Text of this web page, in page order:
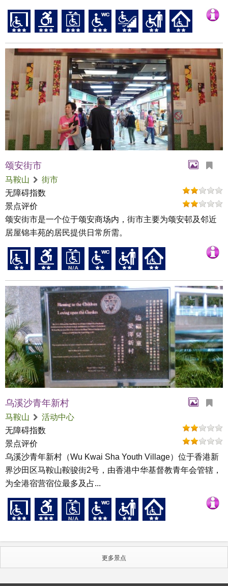
颂安街市
马鞍山
街市
无障碍指数
景点评价
颂安街市是一个位于颂安商场内，街市主要为颂安邨及邻近
居屋锦丰苑的居民提供日常所需。
乌溪沙青年新村
马鞍山
活动中心
无障碍指数
景点评价
乌溪沙青年新村（Wu Kwai Sha Youth Village）位于香港新
界沙田区马鞍山鞍骏街2号，由香港中华基督教青年会管辖，
为全港宿营宿位最多及占...
更多景点